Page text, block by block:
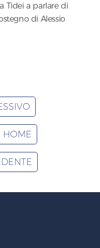
Tidei a parlare di
di Alessio
HOME